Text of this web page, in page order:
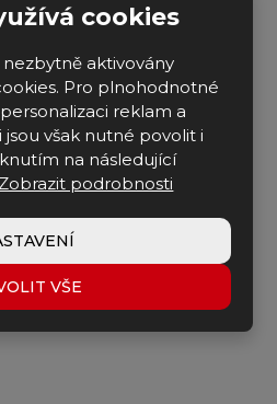
KONTAKTcookies
aktivovány
Pro plnohodnotné
reklam a
jsou však nutné povolit i
na následující
Zobrazit podrobnosti
VŠE